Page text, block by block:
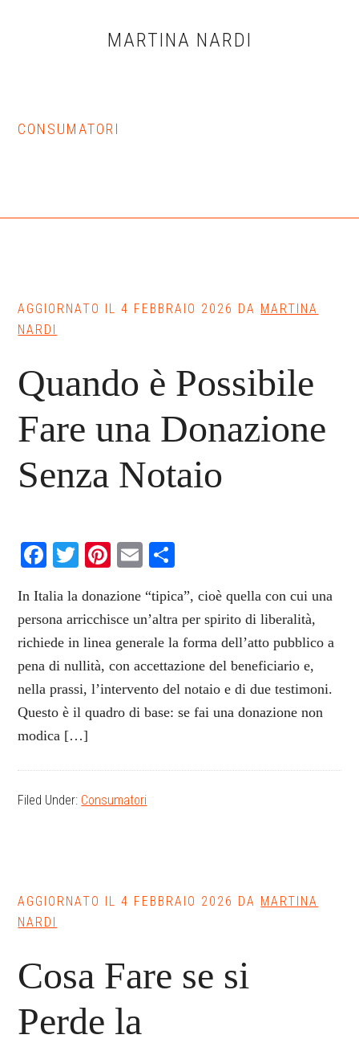
MARTINA NARDI
CONSUMATORI
AGGIORNATO IL4 FEBBRAIO 2026 DA MARTINA
NARDI
Quando è Possibile
Fare una Donazione
Senza Notaio
Facebook
TwitterPinterest
Email
In Italia la donazione “tipica”, cioè quella con cui una
persona arricchisce un’altra per spirito di liberalità,
richiede in linea generale la forma dell’atto pubblico a
pena di nullità, con accettazione del beneficiario e,
nella prassi, l’intervento del notaio e di due testimoni.
Questo è il quadro di base: se fai una donazione non
modica […]
Filed Under: Consumatori
AGGIORNATO IL4 FEBBRAIO 2026 DA MARTINA
NARDI
Cosa Fare se si
Perde la